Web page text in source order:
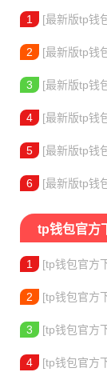
1 [最新版tp钱
2 [最新版tp钱
3 [最新版tp钱
4 [最新版tp钱
5 [最新版tp钱
6 [最新版tp钱
tp钱包官方
1 [tp钱包官方
2 [tp钱包官方
3 [tp钱包官方
4 [tp钱包官方